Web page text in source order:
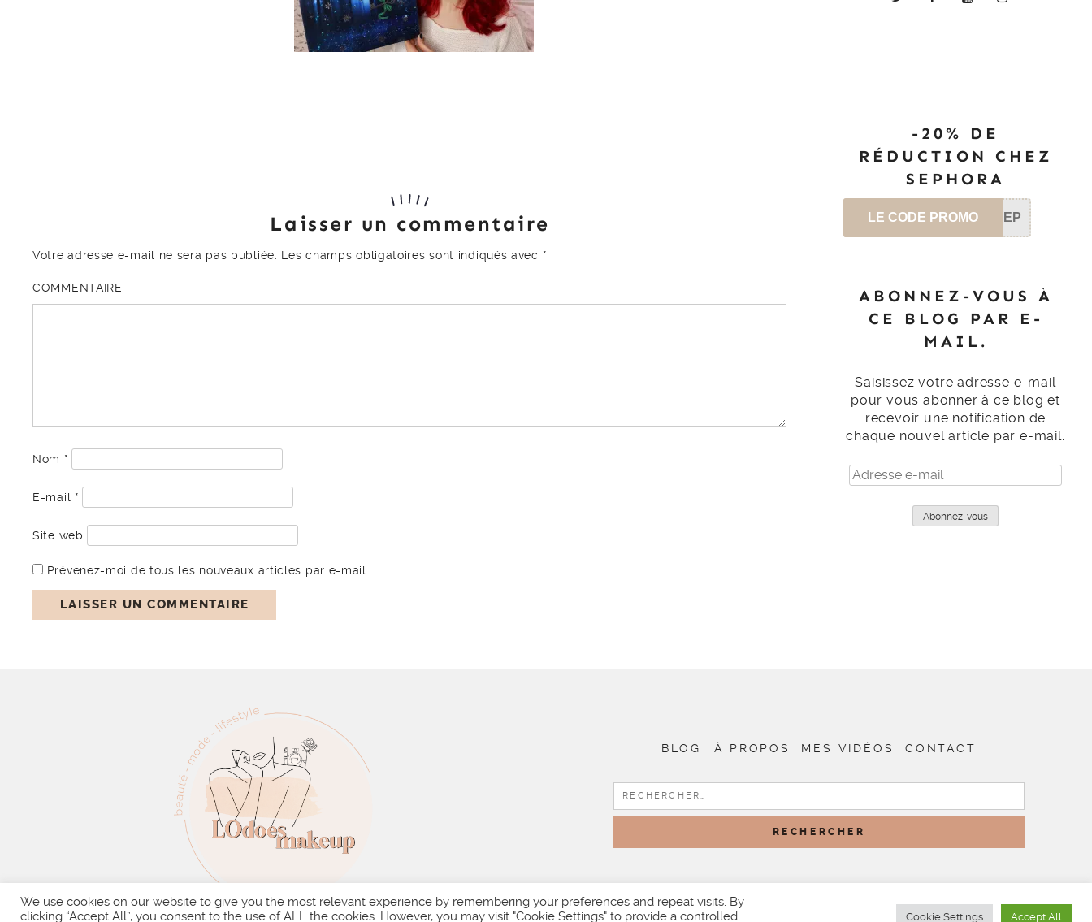
Laisser un commentaire
Votre adresse e-mail ne sera pas publiée. Les champs obligatoires sont indiqués avec *
COMMENTAIRE
Nom *
E-mail *
Site web
Prévenez-moi de tous les nouveaux articles par e-mail.
-20% DE
RÉDUCTION CHEZ
SEPHORA
LE CODE PROMO SEP
ABONNEZ-VOUS À
CE BLOG PAR E-
MAIL.
Saisissez votre adresse e-mail
pour vous abonner à ce blog et
recevoir une notification de
chaque nouvel article par e-mail.
Adresse
e-
Abonnez-vous
BLOG À PROPOS MES VIDÉOS CONTACT
RECHERCHER :
We use cookies on our website to give you the most relevant experience by remembering your preferences and repeat visits. By
clicking “Accept All”, you consent to the use of ALL the cookies. However, you may visit "Cookie Settings" to provide a controlled
Cookie Settings Accept All